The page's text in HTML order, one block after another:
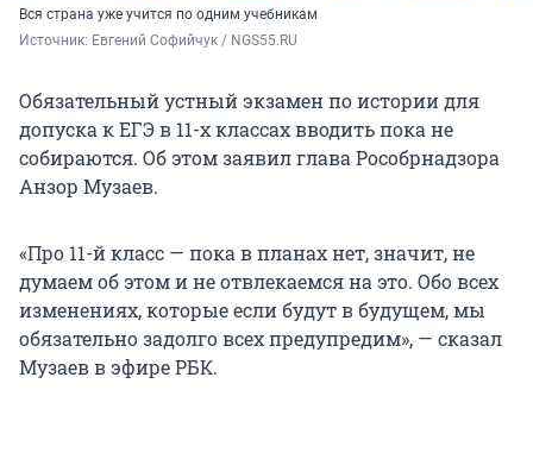
Вся страна уже учится по одним учебникам
Источник: Евгений Софийчук / NGS55.RU
Обязательный устный экзамен по истории для
допуска к ЕГЭ в 11-х классах вводить пока не
собираются. Об этом заявил глава Рособрнадзора
Анзор Музаев.
«Про 11-й класс — пока в планах нет, значит, не
думаем об этом и не отвлекаемся на это. Обо всех
изменениях, которые если будут в будущем, мы
обязательно задолго всех предупредим», — сказал
Музаев в эфире РБК.